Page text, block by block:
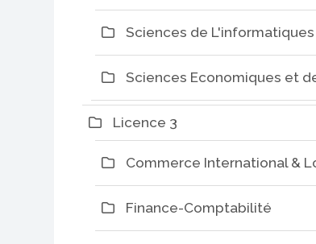
Sciences de L'informatiques
Sciences Economiques et
Licence 3
Commerce International &
Finance-Comptabilité